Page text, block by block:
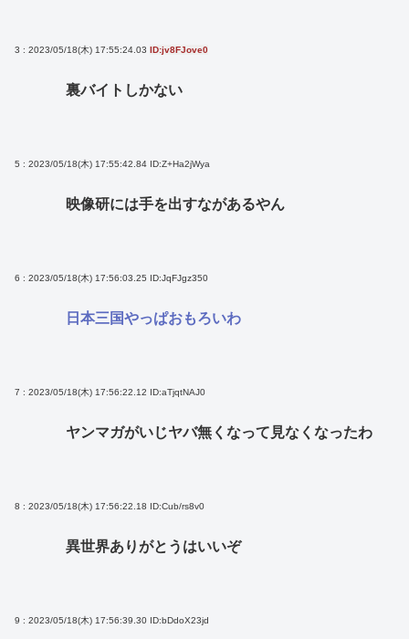
3 : 2023/05/18(木) 17:55:24.03 ID:jv8FJove0
裏バイトしかない
5 : 2023/05/18(木) 17:55:42.84 ID:Z+Ha2jWya
映像研には手を出すながあるやん
6 : 2023/05/18(木) 17:56:03.25 ID:JqFJgz350
日本三国やっぱおもろいわ
7 : 2023/05/18(木) 17:56:22.12 ID:aTjqtNAJ0
ヤンマガがいじヤバ無くなって見なくなったわ
8 : 2023/05/18(木) 17:56:22.18 ID:Cub/rs8v0
異世界ありがとうはいいぞ
9 : 2023/05/18(木) 17:56:39.30 ID:bDdoX23jd